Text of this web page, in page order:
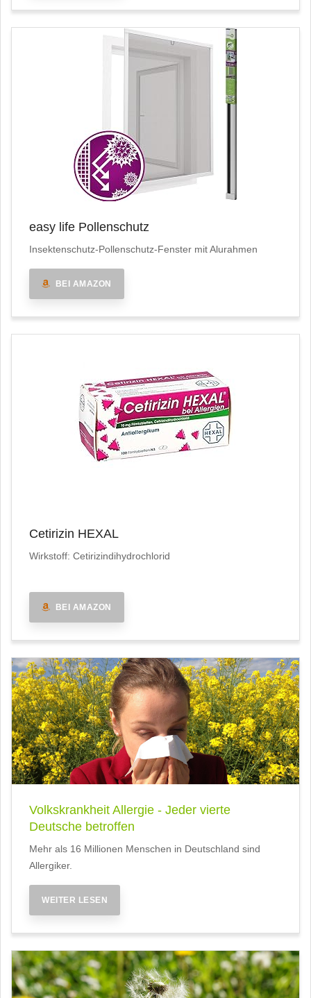
easy life Pollenschutz
Insektenschutz-Pollenschutz-Fenster mit Alurahmen
BEI AMAZON
Cetirizin HEXAL
Wirkstoff: Cetirizindihydrochlorid
BEI AMAZON
Volkskrankheit Allergie - Jeder vierte
Deutsche betroffen
Mehr als 16 Millionen Menschen in Deutschland sind
Allergiker.
WEITER LESEN